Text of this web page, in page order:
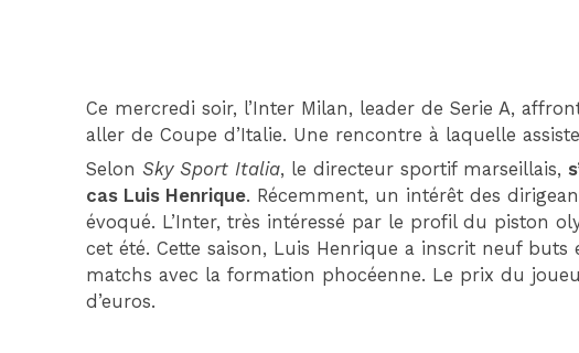
Ce mercredi soir, l’Inter Milan, leader de Serie A,
aller de Coupe d’Italie. Une rencontre à laquelle
SelonSky Sport Italia, le directeur sportif marseillais,
cas Luis Henrique. Récemment, un intérêt des
évoqué. L’Inter, très intéressé par le profil du piston
cet été. Cette saison, Luis Henrique a inscrit neuf buts
matchs avec la formation phocéenne. Le prix du
d’euros.